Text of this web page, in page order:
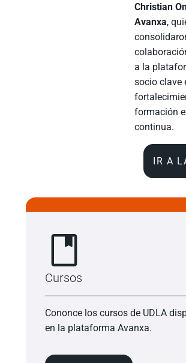
Christian
Avanxa,
a la
socio clave
formación
continua.
IR A
Cursos
Cononce los cursos de UDLA
en la plataforma Avanxa.